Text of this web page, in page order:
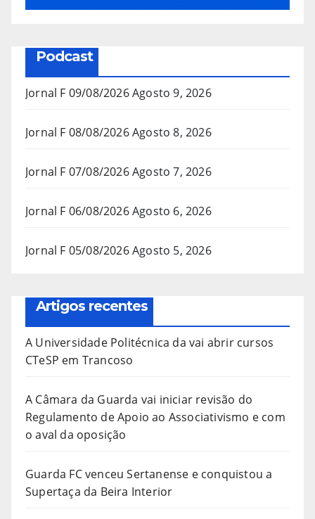
Podcast
Jornal F 09/08/2026Agosto 9, 2026
Jornal F 08/08/2026Agosto 8, 2026
Jornal F 07/08/2026Agosto 7, 2026
Jornal F 06/08/2026Agosto 6, 2026
Jornal F 05/08/2026Agosto 5, 2026
Artigos recentes
A Universidade Politécnica da vai abrir cursos
CTeSP em Trancoso
A Câmara da Guarda vai iniciar revisão do
Regulamento de Apoio ao Associativismo e com
o aval da oposição
Guarda FC venceu Sertanense e conquistou a
Supertaça da Beira Interior